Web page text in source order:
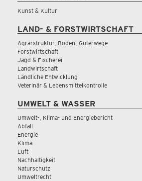
Kunst & Kultur
LAND- & FORSTWIRTSCHAFT
Agrarstruktur, Boden, Güterwege
Forstwirtschaft
Jagd & Fischerei
Landwirtschaft
Ländliche Entwicklung
Veterinär & Lebensmittelkontrolle
UMWELT & WASSER
Umwelt-, Klima- und Energiebericht
Abfall
Energie
Klima
Luft
Nachhaltigkeit
Naturschutz
Umweltrecht